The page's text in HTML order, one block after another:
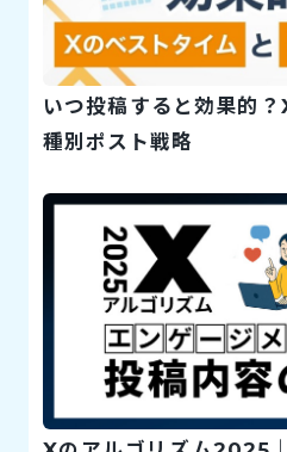
いつ投稿すると効果的
種別ポスト戦略